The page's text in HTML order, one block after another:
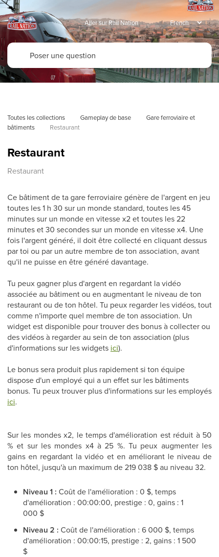
Aller sur Rail Nation
Toutes les collections Gameplay de base
Gare ferroviaire et
bâtiments
Restaurant
Restaurant
Restaurant
Ce bâtiment de ta gare ferroviaire génère de l'argent en jeu
toutes les 1 h 30 sur un monde standard, toutes les 45
minutes sur un monde en vitesse x2 et toutes les 22
minutes et 30 secondes sur un monde en vitesse x4. Une
fois l'argent généré, il doit être collecté en cliquant dessus
par toi ou par un autre membre de ton association, avant
qu'il ne puisse en être généré davantage.
Tu peux gagner plus d'argent en regardant la vidéo
associée au bâtiment ou en augmentant le niveau de ton
restaurant ou de ton hôtel. Tu peux regarder les vidéos, tout
comme n'importe quel membre de ton association. Un
widget est disponible pour trouver des bonus à collecter ou
des vidéos à regarder au sein de ton association (plus
d'informations sur les widgets ici).
Le bonus sera produit plus rapidement si ton équipe
dispose d'un employé qui a un effet sur les bâtiments
bonus. Tu peux trouver plus d'informations sur les employés
ici.
Sur les mondes x2, le temps d'amélioration est réduit à 50
% et sur les mondes x4 à 25 %. Tu peux augmenter les
gains en regardant la vidéo et en améliorant le niveau de
ton hôtel, jusqu'à un maximum de 219 038 $ au niveau 32.
Niveau 1 : Coût de l'amélioration : 0 $, temps
d'amélioration : 00:00:00, prestige : 0, gains : 1
000 $
Niveau 2 : Coût de l'amélioration : 6 000 $, temps
d'amélioration : 00:00:15, prestige : 2, gains : 1 500
$